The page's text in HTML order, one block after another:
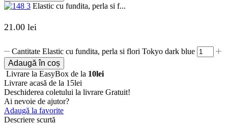
Elastic cu fundita, perla si f...
21.00 lei
Cantitate Elastic cu fundita, perla si flori Tokyo dark blue
Adaugă în coș
Livrare la EasyBox de la 10lei
Livrare acasă de la 15lei
Deschiderea coletului la livrare Gratuit!
Ai nevoie de ajutor?
Adaugă la favorite
Descriere scurtă